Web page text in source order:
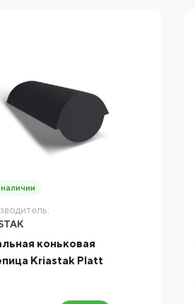
наличии
коньковая
Kriastak Platt